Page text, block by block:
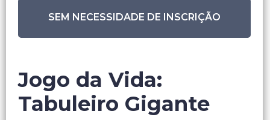
SEM NECESSIDADE DE INSCRIÇÃO
Jogo da Vida:
Tabuleiro Gigante